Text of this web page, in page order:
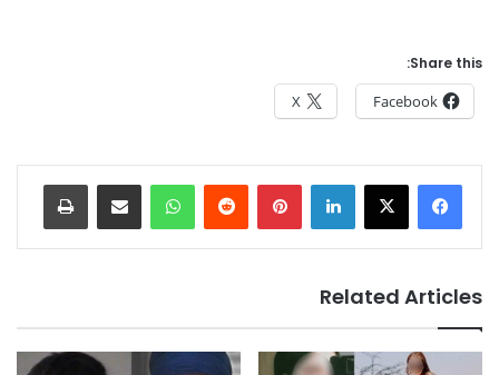
Share this:
Facebook
X
LinkedIn
Pinterest
Reddit
WhatsApp
Share via Email
Print
Related Articles